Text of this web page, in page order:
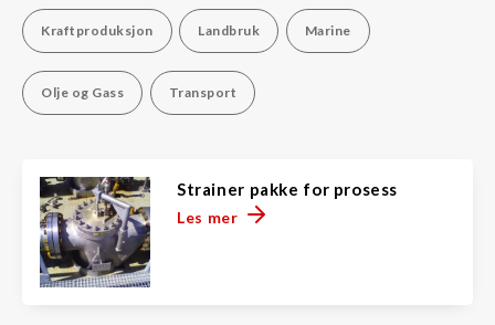
Kraftproduksjon Landbruk Marine
Olje og Gass Transport
Strainer pakke for prosess
Les mer